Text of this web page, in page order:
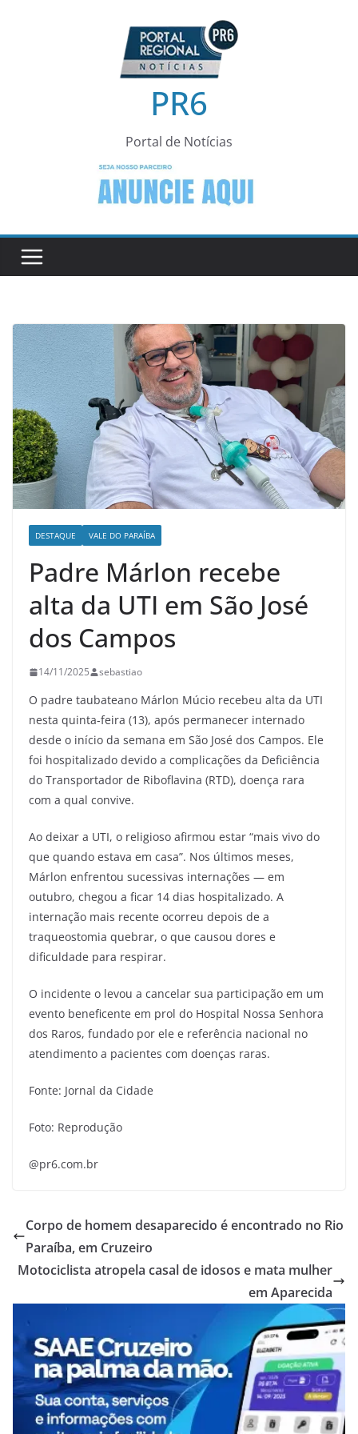
PR6
Portal de Notícias
DESTAQUE VALE DO PARAÍBA
Padre Márlon recebe
alta da UTI em São José
dos Campos
14/11/2025 sebastiao
O padre taubateano Márlon Múcio recebeu alta da UTI
nesta quinta-feira (13), após permanecer internado
desde o início da semana em São José dos Campos. Ele
foi hospitalizado devido a complicações da Deficiência
do Transportador de Riboflavina (RTD), doença rara
com a qual convive.
Ao deixar a UTI, o religioso afirmou estar “mais vivo do
que quando estava em casa”. Nos últimos meses,
Márlon enfrentou sucessivas internações — em
outubro, chegou a ficar 14 dias hospitalizado. A
internação mais recente ocorreu depois de a
traqueostomia quebrar, o que causou dores e
dificuldade para respirar.
O incidente o levou a cancelar sua participação em um
evento beneficente em prol do Hospital Nossa Senhora
dos Raros, fundado por ele e referência nacional no
atendimento a pacientes com doenças raras.
Fonte: Jornal da Cidade
Foto: Reprodução
@pr6.com.br
Corpo de homem desaparecido é encontrado no Rio
Paraíba, em Cruzeiro
Motociclista atropela casal de idosos e mata mulher
em Aparecida